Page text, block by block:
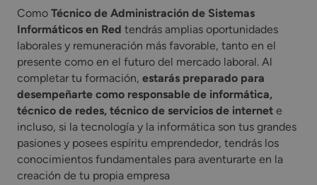
Como Técnico de Administración de Sistemas
Informáticos en Red tendrás amplias oportunidades
laborales y remuneración más favorable, tanto en el
presente como en el futuro del mercado laboral. Al
completar tu formación, estarás preparado para
desempeñarte como responsable de informática,
técnico de redes, técnico de servicios de internet e
incluso, si la tecnología y la informática son tus grandes
pasiones y posees espíritu emprendedor, tendrás los
conocimientos fundamentales para aventurarte en la
creación de tu propia empresa